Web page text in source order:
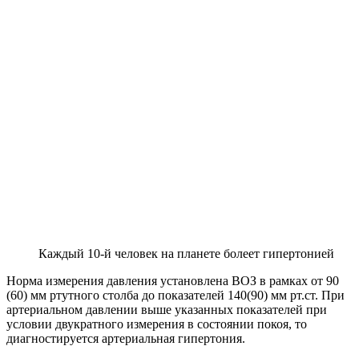
Каждый 10-й человек на планете болеет гипертонией
Норма измерения давления установлена ВОЗ в рамках от 90
(60) мм ртутного столба до показателей 140(90) мм рт.ст. При
артериальном давлении выше указанных показателей при
условии двукратного измерения в состоянии покоя, то
диагностируется артериальная гипертония.